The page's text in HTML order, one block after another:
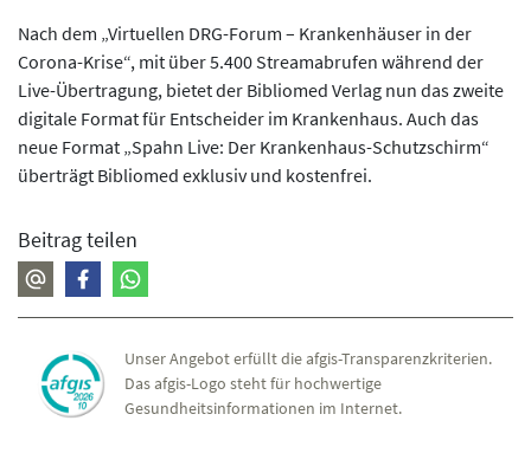
Nach dem „Virtuellen DRG-Forum – Krankenhäuser in der
Corona-Krise“, mit über 5.400 Streamabrufen während der
Live-Übertragung, bietet der Bibliomed Verlag nun das zweite
digitale Format für Entscheider im Krankenhaus. Auch das
neue Format „Spahn Live: Der Krankenhaus-Schutzschirm“
überträgt Bibliomed exklusiv und kostenfrei.
Beitrag teilen
Unser Angebot erfüllt die afgis-Transparenzkriterien.
Das afgis-Logo steht für hochwertige
Gesundheitsinformationen im Internet.